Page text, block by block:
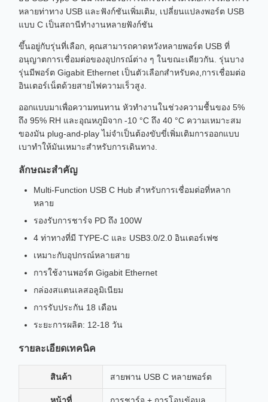
หลายท่าทาง USB และฟังก์ชันเพิ่มเติม, เปลี่ยนแปลงพอร์ต USB
แบบ C เป็นสถานีทํางานหลายฟังก์ชัน
ขึ้นอยู่กับรุ่นที่เลือก, คุณสามารถคาดหวังหลายพอร์ต USB ที่
อนุญาตการเชื่อมต่อของอุปกรณ์ต่าง ๆ ในขณะเดียวกัน. รุ่นบาง
รุ่นมีพอร์ต Gigabit Ethernet เป็นตัวเลือกสําหรับคง,การเชื่อมต่อ
อินเตอร์เน็ตด้วยสายไฟความเร็วสูง.
ออกแบบมาเพื่อความทนทาน หัวทํางานในช่วงความชื้นของ 5%
ถึง 95% RH และอุณหภูมิจาก -10 °C ถึง 40 °C ความเหมาะสม
ของมัน plug-and-play ไม่จําเป็นต้องขับขี่เพิ่มเติมการออกแบบ
เบาทําให้มันเหมาะสําหรับการเดินทาง.
ลักษณะสําคัญ
Multi-Function USB C Hub สําหรับการเชื่อมต่อที่หลาก
หลาย
รองรับการชาร์จ PD ถึง 100W
4 ท่าทางที่มี TYPE-C และ USB3.0/2.0 อินเตอร์เฟซ
เหมาะกับอุปกรณ์หลายสาย
การใช้งานพอร์ต Gigabit Ethernet
กล่องสแตนเลสอลูมิเนียม
การรับประกัน 18 เดือน
ระยะการผลิต: 12-18 วัน
รายละเอียดเทคนิค
สินค้า สายพาน USB C หลายพอร์ต